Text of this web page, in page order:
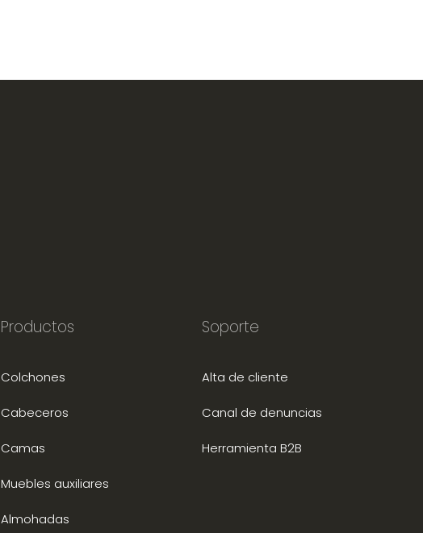
Productos
Colchones
Cabeceros
Camas
Muebles auxiliares
Almohadas
Soporte
Alta de cliente
Canal de denuncias
Herramienta B2B